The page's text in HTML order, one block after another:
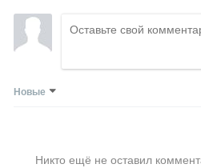
Новые
Никто ещё не оставил